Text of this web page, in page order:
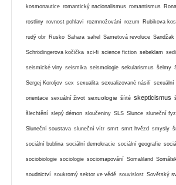
kosmonautice romantický nacionalismus romantismus
rostliny rovnost pohlaví rozmnožování rozum Rubikova
rudý obr Rusko Sahara sahel Sametová revoluce Sandžak
Schrödingerova kočička sci-fi science fiction sebeklam
seismické vlny seismika seismologie sekularismus šelmy
Sergej Koroljov sex sexualita sexualizované násilí sexuální
orientace sexuální život sexuologie šíité skepticismus
šlechtění slepý démon sloučeniny SLS Slunce sluneční
Sluneční soustava sluneční vítr smrt smrt hvězd smysly
sociální bublina sociální demokracie sociální geografie
sociobiologie sociologie sociomapování Somaliland
soudnictví soukromý sektor ve vědě souvislost Sovětský